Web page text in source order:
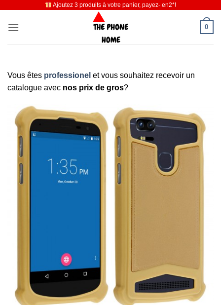
contenu
Ajoutez 3 produits à votre panier, payez- en2*!
0
Vous êtes professionel et vous souhaitez recevoir un
catalogue avec nos prix de gros?